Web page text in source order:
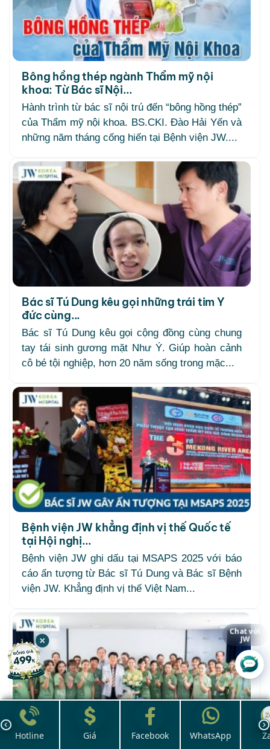
Bông hồng thép ngành Thẩm mỹ nội
khoa: Từ Bác sĩ Nội...
Hành trình từ bác sĩ nội trú đến “bông hồng thép”
của Thẩm mỹ nội khoa. BS.CKI. Đào Hải Yến và
những năm tháng cống hiến tại Bệnh viện JW....
Bác sĩ Tú Dung kêu gọi những trái tim Y
đức cùng...
Bác sĩ Tú Dung kêu gọi cộng đồng cùng chung
tay tái sinh gương mặt Như Ý. Giúp hoàn cảnh
cô bé tội nghiệp, hơn 20 năm sống trong mặc...
Bệnh viện JW khẳng định vị thế Quốc tế
tại Hội nghị...
Bệnh viện JW ghi dấu tại MSAPS 2025 với báo
cáo ấn tượng từ Bác sĩ Tú Dung và Bác sĩ Bệnh
viện JW. Khẳng định vị thế Việt Nam...
Hotline Giá Facebook WhatsApp
Chat với
JW